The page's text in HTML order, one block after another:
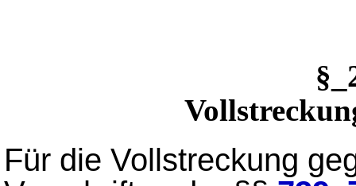
Für die Vollstreckung